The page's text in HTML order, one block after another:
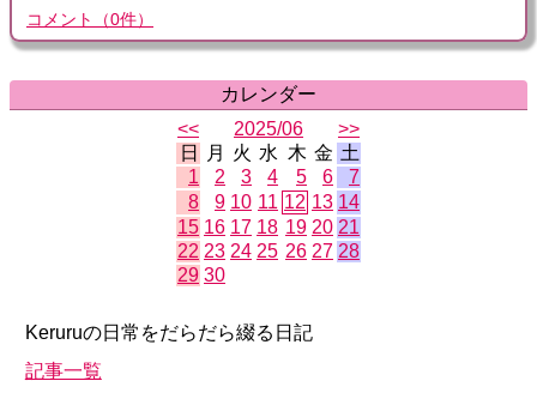
コメント （0件）
カレンダー
<<
2025/06
>>
日
月 火 水 木 金 土
1
2 3 4 5 6
7
8
9 10 11 12 13 14
15 16 17 18 19 20 21
22 23 24 25 26 27 28
29 30
Keruruの日常をだらだら綴る日記
記事一覧